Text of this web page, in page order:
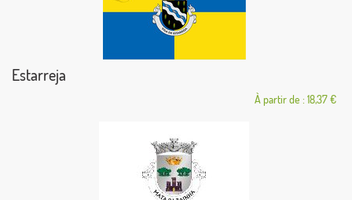
Estarreja
À partir de : 18,37 €